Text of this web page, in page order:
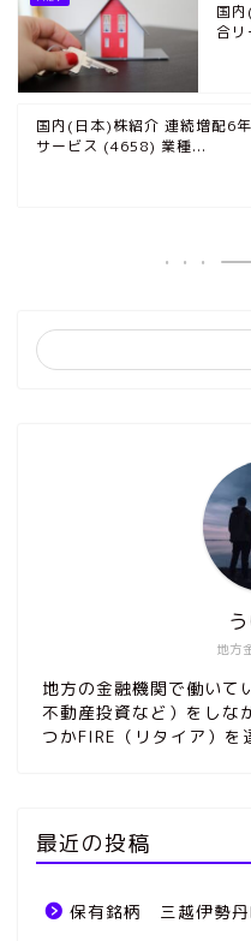
国
合
国内(日本)株紹介 連続増配6
サービス (4658) 業種...
地方
地方の金融機関で働いて
不動産投資など）をしな
つかFIRE（リタイア）を
最近の投稿
保有銘柄 三越伊勢